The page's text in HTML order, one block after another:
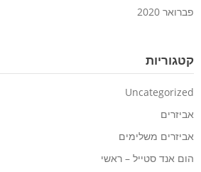
פברואר 2020
קטגוריות
Uncategorized
אביזרים
אביזרים משלימים
הום אנד סטייל – ראשי